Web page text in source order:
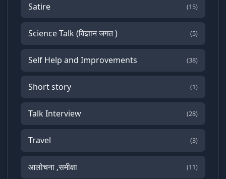
Satire (15)
Science Talk (विज्ञान जगत ) (5)
Self Help and Improvements (38)
Short story (1)
Talk Interview (28)
Travel (3)
आलोचना ,समीक्षा (11)